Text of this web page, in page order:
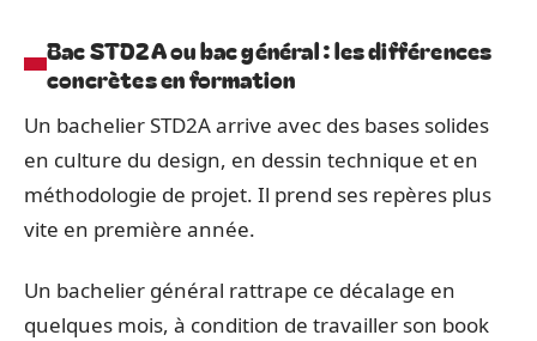
Bac STD2A ou bac général : les différences
concrètes en formation
Un bachelier STD2A arrive avec des bases solides
en culture du design, en dessin technique et en
méthodologie de projet. Il prend ses repères plus
vite en première année.
Un bachelier général rattrape ce décalage en
quelques mois, à condition de travailler son book